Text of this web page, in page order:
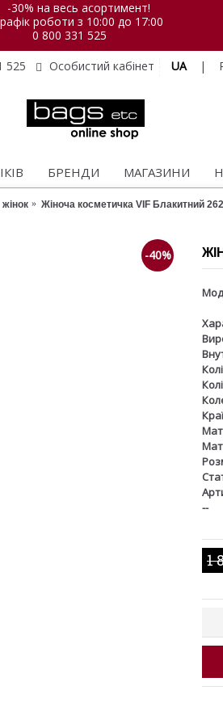
-30% на весь асортимент!
роботи з 10:00 до 17:00
0 800 331 525
525
Особистий кабінет UA |
БРЕНДИ МАГАЗИНИ
Жіноча косметичка VIF Блакитний
-40%
--
1